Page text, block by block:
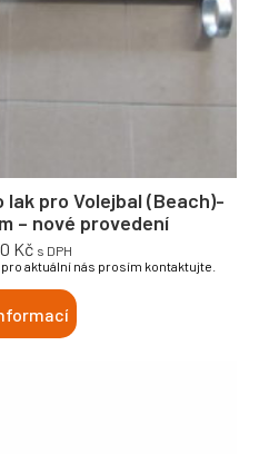
lak pro Volejbal (Beach)-
– nové provedení
Kč s DPH
aktuální nás prosím kontaktujte.